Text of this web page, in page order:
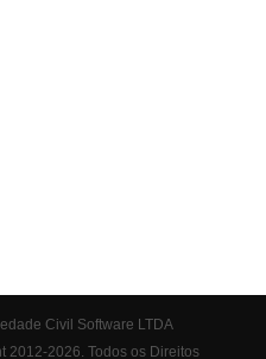
Civil Software LTDA
2012-2026. Todos os Direitos